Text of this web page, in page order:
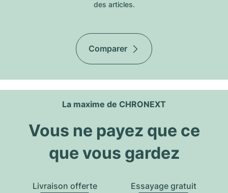
des articles.
Comparer
La maxime de CHRONEXT
Vous ne payez que ce
que vous gardez
Livraison offerte Essayage gratuit